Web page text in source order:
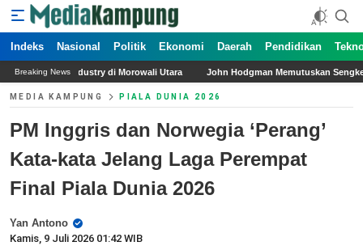
Indeks Nasional Politik Ekonomi Daerah Pendidikan
Breaking News
Morowali Utara John Hodgman Memutuskan Sengketa Pasangan tentang
MEDIA KAMPUNG PIALA DUNIA 2026
PM Inggris dan Norwegia ‘Perang’
Kata-kata Jelang Laga Perempat
Final Piala Dunia 2026
Yan Antono
Kamis, 9 Juli 2026 01:42 WIB